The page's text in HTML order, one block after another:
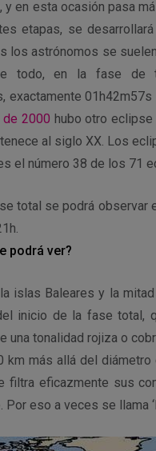
y en esta ocasión pasa
etapas, se
los astrónomos se
todo, en la fase de
exactamente
2000 hubo otro
al siglo XX. Los
el número 38 de los 71
total se podrá observar
podrá ver?
islas Baleares y la
inicio de la fase total,
una tonalidad rojiza o
km más allá del
filtra eficazmente sus
Por eso a veces se llama